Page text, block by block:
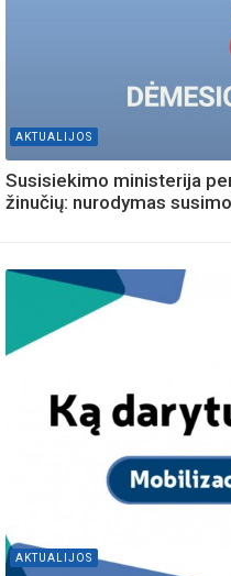
AKTUALIJOS
Susisiekimo ministerija
žinučių: nurodymas
AKTUALIJOS